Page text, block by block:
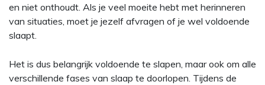
en niet onthoudt. Als je veel moeite hebt met herinneren
van situaties, moet je jezelf afvragen of je wel voldoende
slaapt.
Het is dus belangrijk voldoende te slapen, maar ook om alle
verschillende fases van slaap te doorlopen. Tijdens de